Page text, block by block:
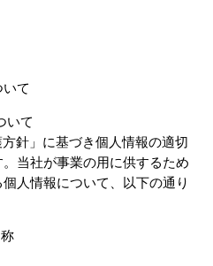
て
いて
針」に基づき個人情報の適切
当社が事業の用に供するため
人情報について、以下の通り